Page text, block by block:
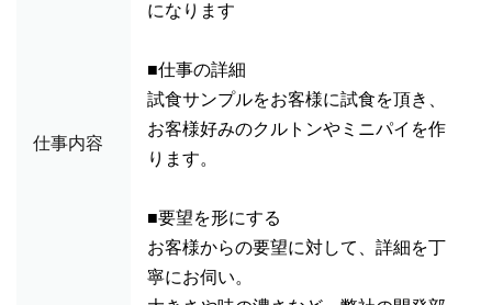
仕事内容
になります
■仕事の詳細
試食サンプルをお客様に試食を頂き、
お客様好みのクルトンやミニパイを作
ります。
■要望を形にする
お客様からの要望に対して、詳細を丁
寧にお伺い。